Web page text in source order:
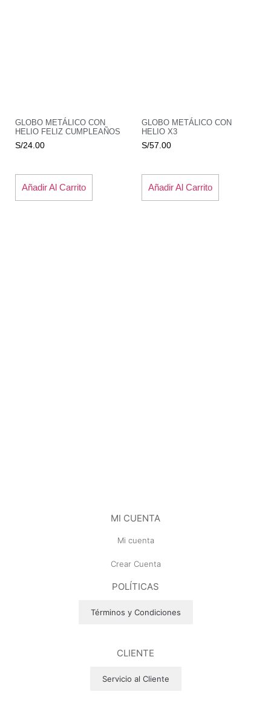
GLOBO METÁLICO CON
HELIO FELIZ CUMPLEAÑOS
S/24.00
Añadir Al Carrito
GLOBO METÁLICO CON
HELIO X3
S/57.00
Añadir Al Carrito
MI CUENTA
Mi cuenta
Crear Cuenta
POLÍTICAS
Términos y Condiciones
CLIENTE
Servicio al Cliente